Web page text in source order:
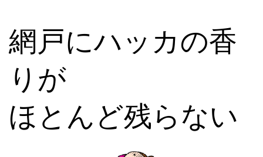
網戸にハッカの香
りが
ほとんど残らない